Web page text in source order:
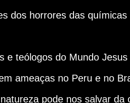
dos horrores das
e teólogos do Mundo
ameaças no Peru e no
pode nos salvar da